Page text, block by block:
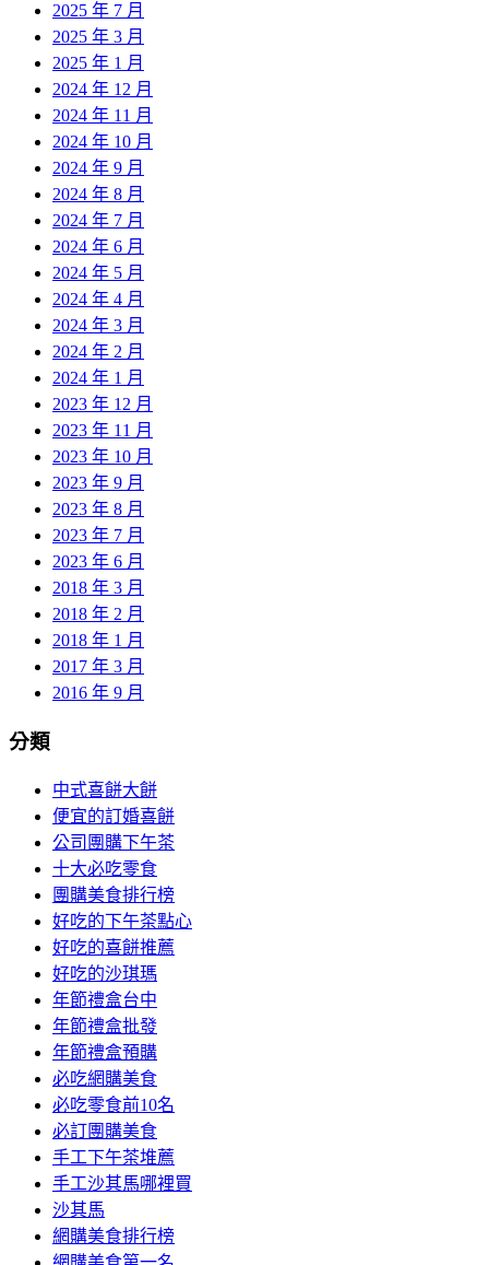
2025 年 7 月
2025 年 3 月
2025 年 1 月
2024 年 12 月
2024 年 11 月
2024 年 10 月
2024 年 9 月
2024 年 8 月
2024 年 7 月
2024 年 6 月
2024 年 5 月
2024 年 4 月
2024 年 3 月
2024 年 2 月
2024 年 1 月
2023 年 12 月
2023 年 11 月
2023 年 10 月
2023 年 9 月
2023 年 8 月
2023 年 7 月
2023 年 6 月
2018 年 3 月
2018 年 2 月
2018 年 1 月
2017 年 3 月
2016 年 9 月
分類
中式喜餅大餅
便宜的訂婚喜餅
公司團購下午茶
十大必吃零食
團購美食排行榜
好吃的下午茶點心
好吃的喜餅推薦
好吃的沙琪瑪
年節禮盒台中
年節禮盒批發
年節禮盒預購
必吃網購美食
必吃零食前10名
必訂團購美食
手工下午茶堆薦
手工沙其馬哪裡買
沙其馬
網購美食排行榜